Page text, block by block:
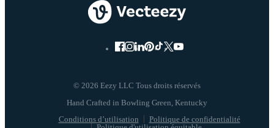
© 2026 Eezy LLC Tous droits réservés
Conditions d’utilisation
Politique de confidentialité